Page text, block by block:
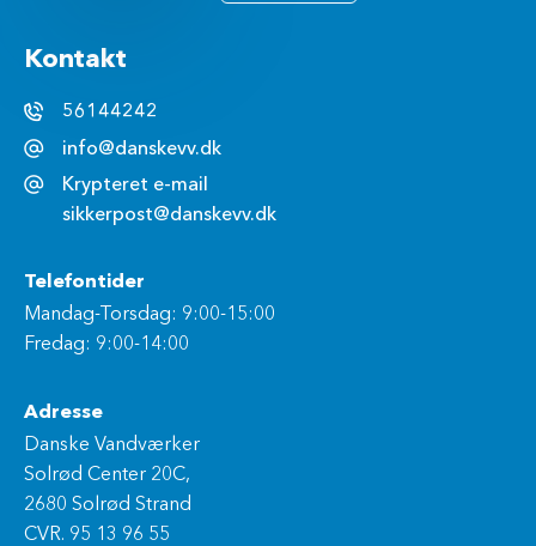
Kontakt
56144242
info@danskevv.dk
Krypteret e-mail
sikkerpost@danskevv.dk
Telefontider
Mandag-Torsdag: 9:00-15:00
Fredag: 9:00-14:00
Adresse
Danske Vandværker
Solrød Center 20C,
2680 Solrød Strand
CVR. 95 13 96 55